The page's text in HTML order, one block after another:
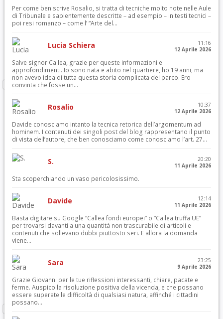
Per come ben scrive Rosalio, si tratta di tecniche molto note nelle Aule
di Tribunale e sapientemente descritte – ad esempio – in testi tecnici –
poi resi romanzo – come l’ “Arte del...
Lucia Schiera
11:16
12 Aprile 2026
Salve signor Callea, grazie per queste informazioni e
approfondimenti. Io sono nata e abito nel quartiere, ho 19 anni, ma
non avevo idea di tutta questa storia complicata del parco. Ero
convinta che fosse un...
Rosalio
10:37
12 Aprile 2026
Davide conosciamo intanto la tecnica retorica dell’argomentum ad
hominem. I contenuti dei singoli post del blog rappresentano il punto
di vista dell’autore, che ben conosciamo come conosciamo l’art. 27...
S.
20:20
11 Aprile 2026
Sta scoperchiando un vaso pericolosissimo.
Davide
12:14
11 Aprile 2026
Basta digitare su Google “Callea fondi europei” o “Callea truffa UE”
per trovarsi davanti a una quantità non trascurabile di articoli e
contenuti che sollevano dubbi piuttosto seri. E allora la domanda
viene...
Sara
23:25
9 Aprile 2026
Grazie Giovanni per le tue riflessioni interessanti, chiare, pacate e
ferme. Auspico la risoluzione positiva della vicenda, e che possano
essere superate le difficoltà di qualsiasi natura, affinché i cittadini
possano...